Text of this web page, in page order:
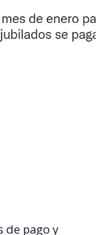
de pago y